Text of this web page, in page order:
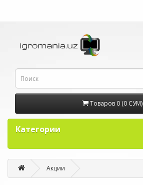
Товаров 0 (0 СУМ)
Категории
Акции